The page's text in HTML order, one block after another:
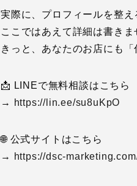
実際に、プロフィールを整
ここではあえて詳細は書き
きっと、あなたのお店にも
📩 LINEで無料相談はこちら
→
https://lin.ee/su8uKpO
🌐 公式サイトはこちら
→
https://dsc-